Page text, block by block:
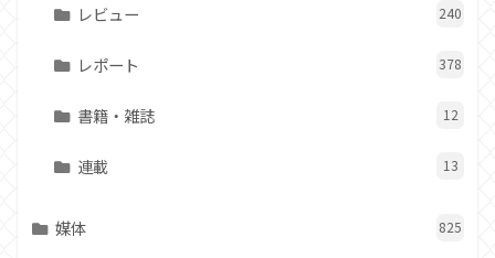
レビュー 240
レポート 378
書籍・雑誌 12
連載 13
媒体 825